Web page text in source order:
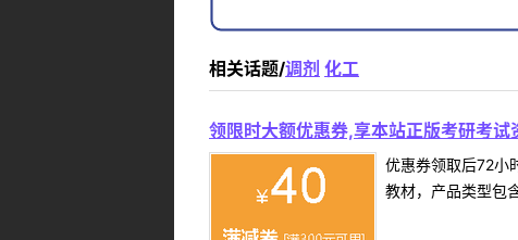
相关话题/调剂 化工
领限时大额优惠券,享本站正版考研考试
优惠券领取后72小
教材，产品类型包